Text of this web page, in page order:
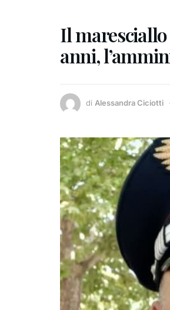
Il
anni,
di Alessandra Ciciotti